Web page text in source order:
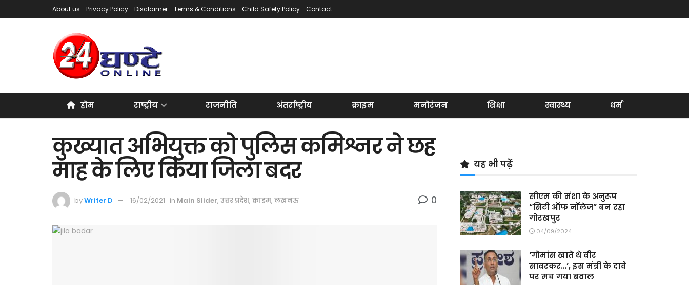
About us Privacy Policy Disclaimer Terms & Conditions Child Safety Policy Contact
होम राष्ट्रीय राजनीति अंतर्राष्ट्रीय क्राइम मनोरंजन शिक्षा स्वास्थ्य धर्म
कुख्यात अभियुक्त को पुलिस कमिश्नर ने छह
माह के लिए किया जिला बदर
byWriter D 16/02/2021 in Main Slider, उत्तर प्रदेश, क्राइम, लखनऊ 0
यह भी पढ़ें
सीएम की मंशा के अनुरूप
“सिटी ऑफ नॉलेज” बन रहा
गोरखपुर
04/09/2024
‘गोमांस खाते थे वीर
सावरकर…’, इस मंत्री के दावे
पर मच गया बवाल